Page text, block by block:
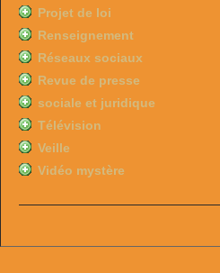
Projet de loi
Renseignement
Réseaux sociaux
Revue de presse
sociale et juridique
Télévision
Veille
Vidéo mystère